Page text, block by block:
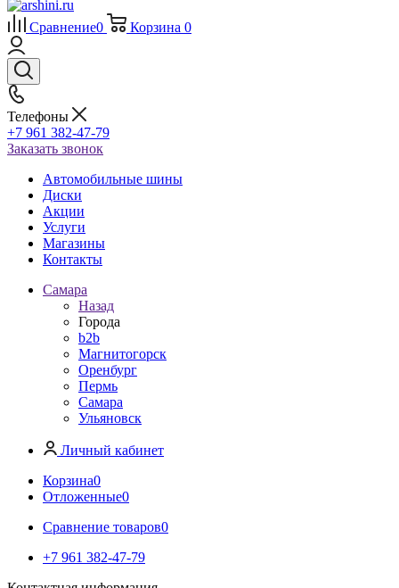
Сравнение0 Корзина 0
Телефоны
+7 961 382-47-79
Заказать звонок
Автомобильные шины
Диски
Акции
Услуги
Магазины
Контакты
Самара
Назад
Города
b2b
Магнитогорск
Оренбург
Пермь
Самара
Ульяновск
Личный кабинет
Корзина0
Отложенные0
Сравнение товаров0
+7 961 382-47-79